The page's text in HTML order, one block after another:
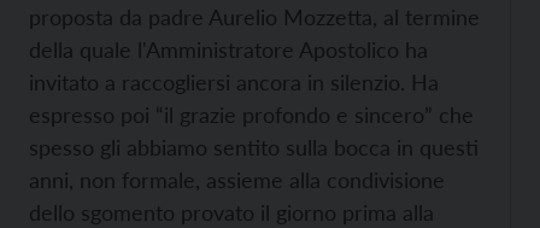
proposta da padre Aurelio Mozzetta, al termine
della quale l'Amministratore Apostolico ha
invitato a raccogliersi ancora in silenzio. Ha
espresso poi “il grazie profondo e sincero” che
spesso gli abbiamo sentito sulla bocca in questi
anni, non formale, assieme alla condivisione
dello sgomento provato il giorno prima alla